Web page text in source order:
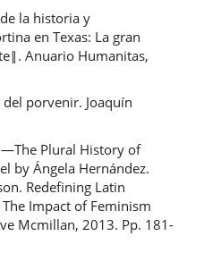
de la historia y
en Texas: La gran
Anuario Humanitas,
porvenir. Joaquín
―The Plural History of
by Ángela Hernández.
Redefining Latin
Impact of Feminism
Mcmillan, 2013. Pp. 181-